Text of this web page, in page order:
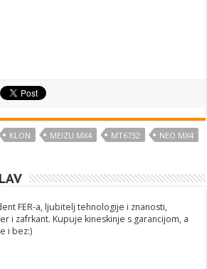
KLON MEIZU MX4 MT6732 NEO MX4
FER-a, ljubitelj tehnologije i znanosti,
i zafrkant. Kupuje kineskinje s garancijom, a
i bez:)